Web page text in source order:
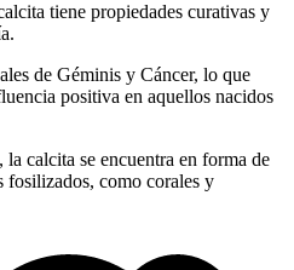
tiene propiedades curativas y
de Géminis y Cáncer, lo que
positiva en aquellos nacidos
la calcita se encuentra en forma de
fosilizados, como corales y